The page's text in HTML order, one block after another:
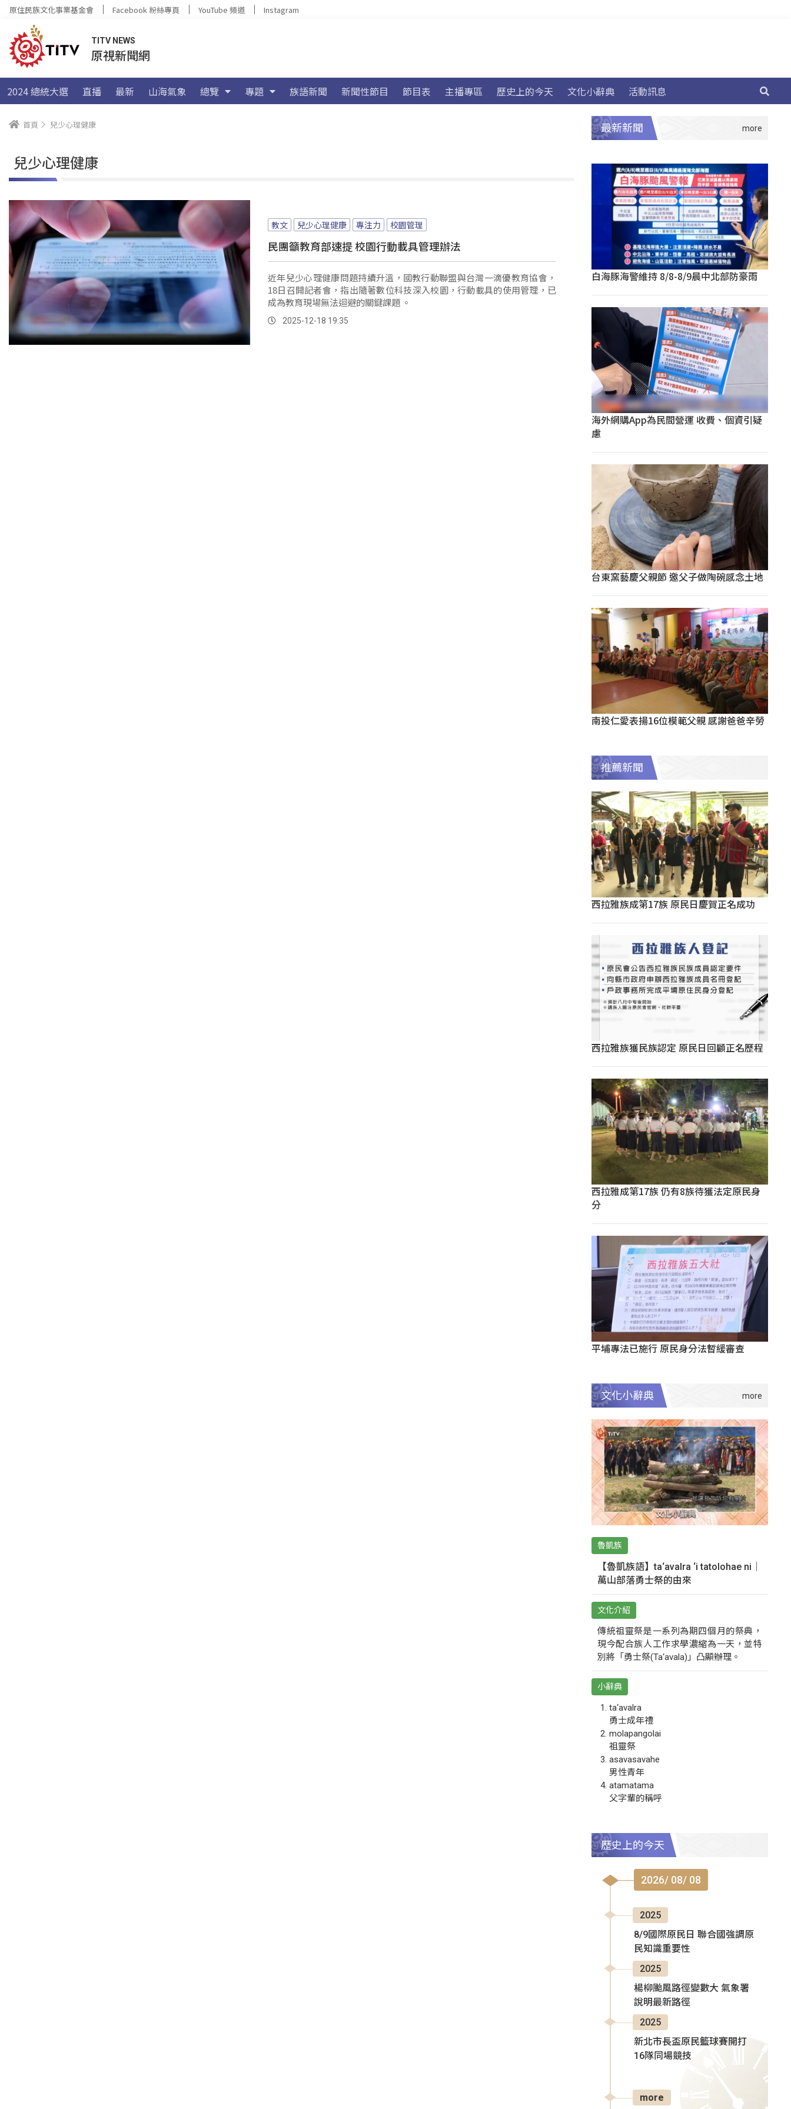
原住民族文化事業基金會 Facebook 粉絲專頁 YouTube 頻道 Instagram
TITV NEWS
原視新聞網
2024 總統大選 直播 最新 山海氣象 總覽 專題 族語新聞 新聞性節目 節目表 主播專區 歷史上的今天 文化小辭典 活動訊息
首頁 兒少心理健康
兒少心理健康
教文 兒少心理健康 專注力 校園管理
民團籲教育部速提 校園行動載具管理辦法
近年兒少心理健康問題持續升溫，國教行動聯盟與台灣一滴優教育協會，
18日召開記者會，指出隨著數位科技深入校園，行動載具的使用管理，已
成為教育現場無法迴避的關鍵課題 。
2025-12-18 19:35
最新新聞
白海豚海警維持 8/8-8/9晨中北部防豪雨
海外網購App為民間營運 收費、個資引疑
慮
台東窯藝慶父親節 邀父子做陶碗感念土地
南投仁愛表揚16位模範父親 感謝爸爸辛勞
推薦新聞
西拉雅族成第17族 原民日慶賀正名成功
西拉雅族獲民族認定 原民日回顧正名歷程
西拉雅成第17族 仍有8族待獲法定原民身
分
平埔專法已施行 原民身分法暫緩審查
文化小辭典
魯凱族
【魯凱族語】ta‘avalra ‘i tatolohae ni｜
萬山部落勇士祭的由來
文化介紹
傳統祖靈祭是一系列為期四個月的祭典，
現今配合族人工作求學濃縮為一天，並特
別將「勇士祭(Ta‘avala)」凸顯辦理。
小辭典
ta‘avalra
勇士成年禮
molapangolai
祖靈祭
asavasavahe
男性青年
atamatama
父字輩的稱呼
歷史上的今天
2026/ 08/ 08
2025
8/9國際原民日 聯合國強調原
民知識重要性
2025
楊柳颱風路徑變數大 氣象署
說明最新路徑
2025
新北市長盃原民籃球賽開打
16隊同場競技
more